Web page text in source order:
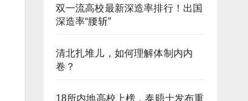
双一流高校最新深造率排行！出国
深造率“腰斩”
清北扎堆儿，如何理解体制内内
卷？
18所内地高校上榜，泰晤士发布重